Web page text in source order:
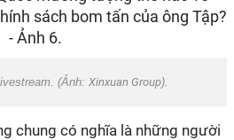
(Ảnh: Xinxuan Group).
chung có nghĩa là những người